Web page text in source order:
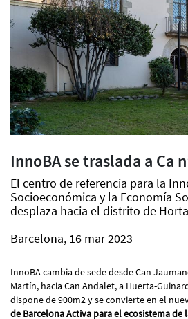
InnoBA se traslada a Ca
El centro de referencia para la
Socioeconómica y la Economía
desplaza hacia el distrito de
Barcelona, 16 mar 2023
InnoBA cambia de sede desde Can
Martín, hacia Can Andalet, a Huerta-
dispone de 900m2 y se convierte en el
de Barcelona Activa para el ecosistema de